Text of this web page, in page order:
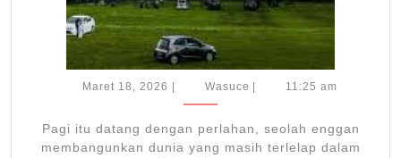
yang
Jiwa
Maret 18, 2026 Maret
18,
Wasuce Wasuce11:25 am
Pagi itu datang dengan perlahan, seolah enggan
membangunkan dunia yang masih terlelap dalam